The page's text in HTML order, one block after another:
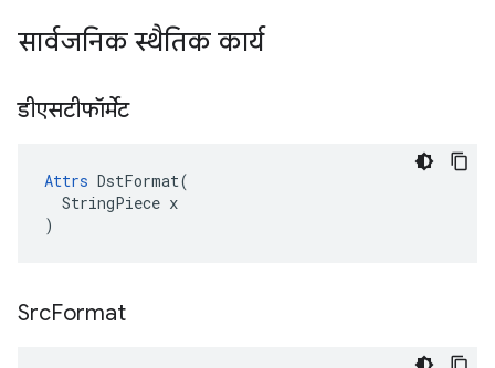
सार्वजनिक स्थैतिक कार्य
डीएसटीफॉर्मेट
Attrs DstFormat(
  StringPiece x
)
SrcFormat